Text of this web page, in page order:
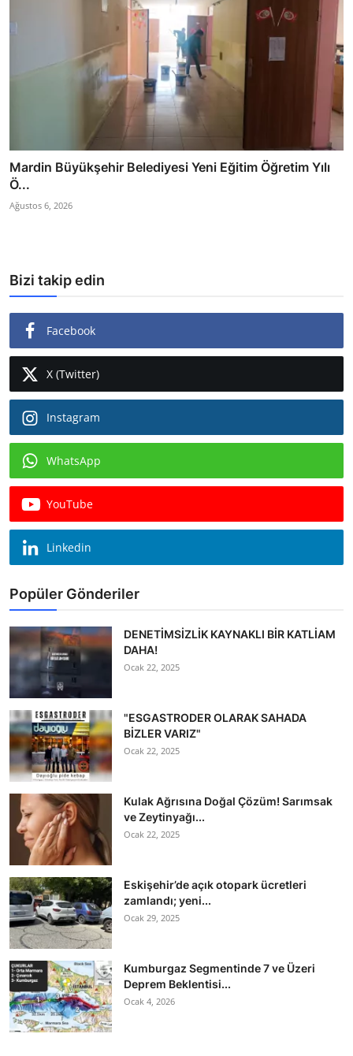
Mardin Büyükşehir Belediyesi Yeni Eğitim Öğretim Yılı
Ö...
Ağustos 6, 2026
Bizi takip edin
Facebook
X (Twitter)
Instagram
WhatsApp
YouTube
Linkedin
Popüler Gönderiler
DENETİMSİZLİK KAYNAKLI BİR KATLİAM
DAHA!
Ocak 22, 2025
"ESGASTRODER OLARAK SAHADA
BİZLER VARIZ"
Ocak 22, 2025
Kulak Ağrısına Doğal Çözüm! Sarımsak
ve Zeytinyağı...
Ocak 22, 2025
Eskişehir’de açık otopark ücretleri
zamlandı; yeni...
Ocak 29, 2025
Kumburgaz Segmentinde 7 ve Üzeri
Deprem Beklentisi...
Ocak 4, 2026